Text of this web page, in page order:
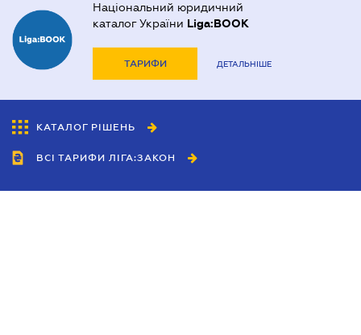
Національний юридичний
каталог України Liga:BOOK
ТАРИФИ ДЕТАЛЬНІШЕ
КАТАЛОГ РІШЕНЬ
ВСІ ТАРИФИ ЛІГА:ЗАКОН